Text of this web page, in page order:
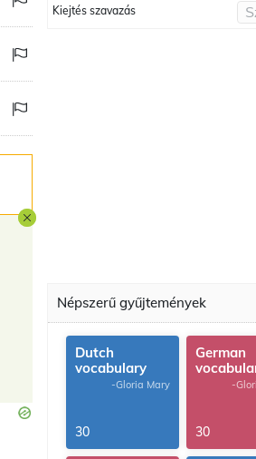
Kiejtés szavazás
Népszerű gyűjtemények
Dutch
vocabulary
-Gloria Mary
30
German
-
30